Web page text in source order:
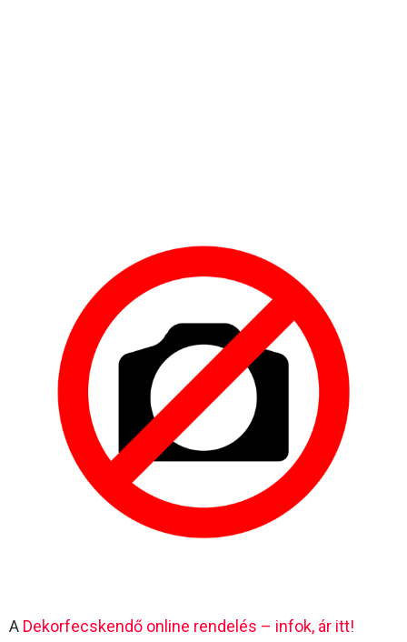
A Dekorfecskendő online rendelés – infok, ár itt!